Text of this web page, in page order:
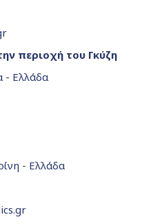
περιοχή του Γκύζη
- Ελλάδα
- Ελλάδα